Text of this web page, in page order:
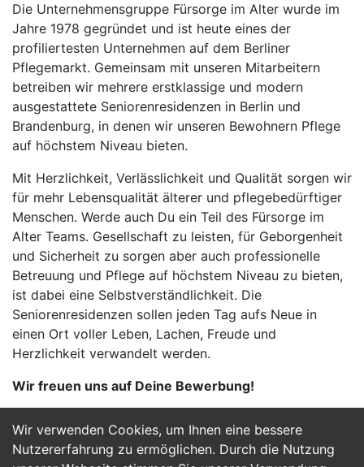
Wir verwenden Cookies, um Ihnen eine bessere
Nutzererfahrung zu ermöglichen. Durch die Nutzung
Die Unternehmensgruppe Fürsorge im Alter wurde im
Jahre 1978 gegründet und ist heute eines der
profiliertesten Unternehmen auf dem Berliner
Pflegemarkt. Gemeinsam mit unseren Mitarbeitern
betreiben wir mehrere erstklassige und modern
ausgestattete Seniorenresidenzen in Berlin und
Brandenburg, in denen wir unseren Bewohnern Pflege
auf höchstem Niveau bieten.
Mit Herzlichkeit, Verlässlichkeit und Qualität sorgen wir
für mehr Lebensqualität älterer und pflegebedürftiger
Menschen. Werde auch Du ein Teil des Fürsorge im
Alter Teams. Gesellschaft zu leisten, für Geborgenheit
und Sicherheit zu sorgen aber auch professionelle
Betreuung und Pflege auf höchstem Niveau zu bieten,
ist dabei eine Selbstverständlichkeit. Die
Seniorenresidenzen sollen jeden Tag aufs Neue in
einen Ort voller Leben, Lachen, Freude und
Herzlichkeit verwandelt werden.
Wir freuen uns auf Deine Bewerbung!
Jetzt Bewerben